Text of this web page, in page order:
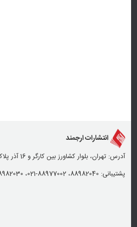
انتشارات ارجمند
آدرس: تهران، بلوار کشاورز بین کارگر و 16 آذر پلاک 292
پشتیبانی: 88982040، 88977002-021، 88982030-021، 88975190-021